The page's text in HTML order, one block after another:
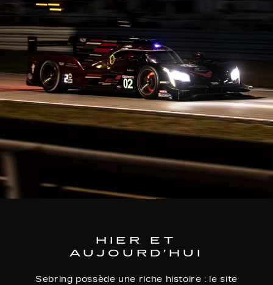
HIER ET
AUJOURD’HUI
Sebring possède une riche histoire : le site